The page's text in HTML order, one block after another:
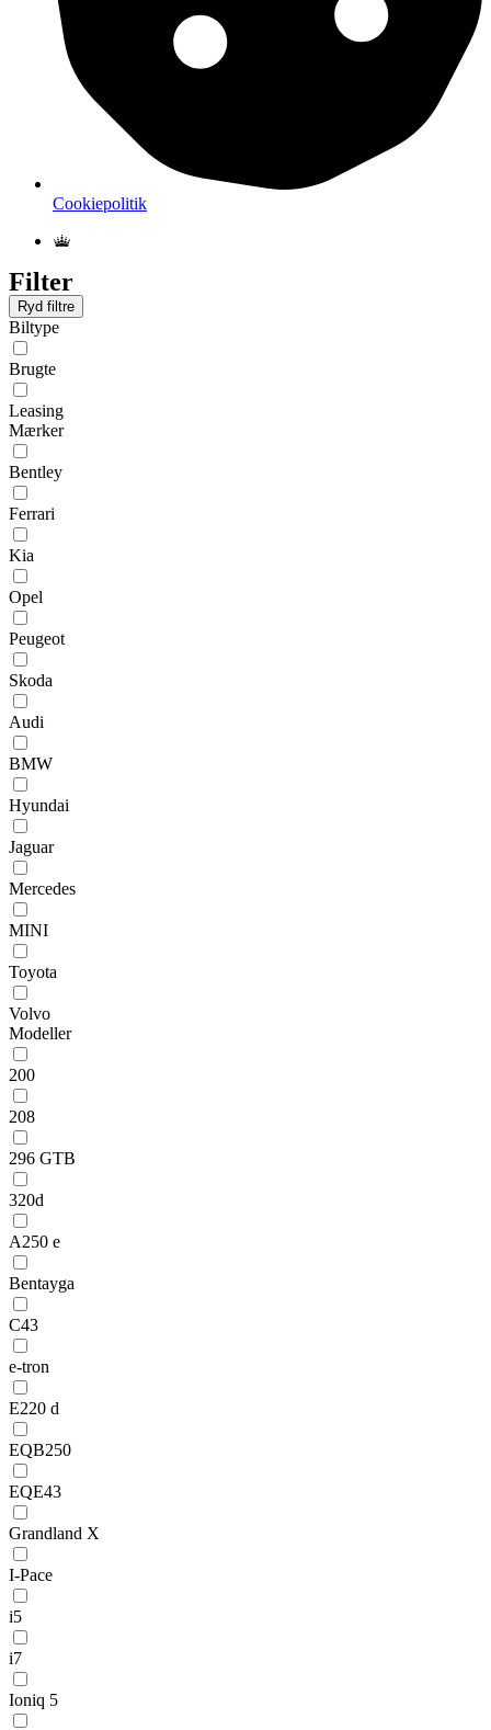
Cookiepolitik
Filter
Ryd filtre
Biltype
Brugte
Leasing
Mærker
Bentley
Ferrari
Kia
Opel
Peugeot
Skoda
Audi
BMW
Hyundai
Jaguar
Mercedes
MINI
Toyota
Volvo
Modeller
200
208
296 GTB
320d
A250 e
Bentayga
C43
e-tron
E220 d
EQB250
EQE43
Grandland X
I-Pace
i5
i7
Ioniq 5